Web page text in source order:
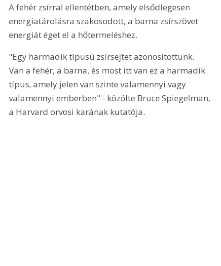
A fehér zsírral ellentétben, amely elsődlegesen
energiatárolásra szakosodott, a barna zsírszövet
energiát éget el a hőtermeléshez.
"Egy harmadik típusú zsírsejtet azonosítottunk.
Van a fehér, a barna, és most itt van ez a harmadik
típus, amely jelen van szinte valamennyi vagy
valamennyi emberben" - közölte Bruce Spiegelman,
a Harvard orvosi karának kutatója.